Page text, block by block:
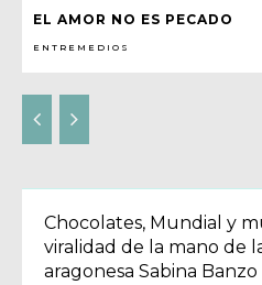
EL AMOR NO ES PECADO
ENTREMEDIOS
Chocolates, Mundial y
viralidad de la mano de
aragonesa Sabina Banzo